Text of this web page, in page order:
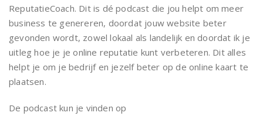
ReputatieCoach. Dit is dé podcast die jou helpt om meer
business te genereren, doordat jouw website beter
gevonden wordt, zowel lokaal als landelijk en doordat ik je
uitleg hoe je je online reputatie kunt verbeteren. Dit alles
helpt je om je bedrijf en jezelf beter op de online kaart te
plaatsen.
De podcast kun je vinden op